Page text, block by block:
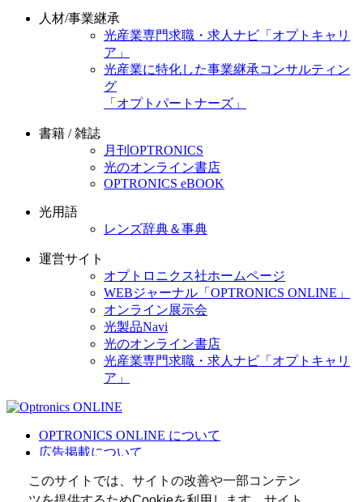
このサイトでは、サイトの改善や一部コンテン
人材/事業継承
光産業専門求職・求人ナビ「オプトキャリ
ア」
光産業に特化した事業継承コンサルティン
グ
「オプトパートナーズ」
書籍 / 雑誌
月刊OPTRONICS
光のオンライン書店
OPTRONICS eBOOK
光用語
レンズ辞典＆事典
運営サイト
オプトロニクス社ホームページ
WEBジャーナル「OPTRONICS ONLINE」
オンライン展示会
光製品Navi
光のオンライン書店
光産業専門求職・求人ナビ「オプトキャリ
ア」
OPTRONICS ONLINE について
広告掲載について
個人情報